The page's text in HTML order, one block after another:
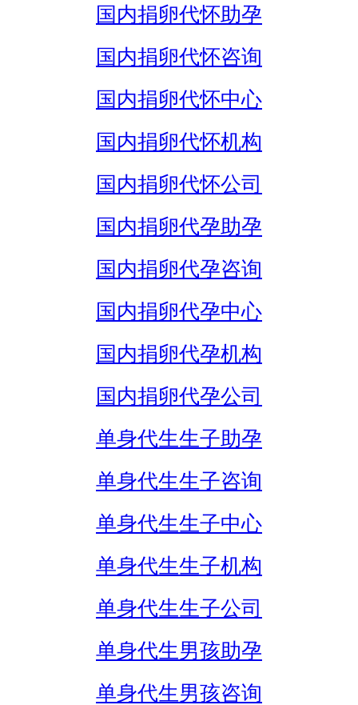
国内捐卵代怀助孕
国内捐卵代怀咨询
国内捐卵代怀中心
国内捐卵代怀机构
国内捐卵代怀公司
国内捐卵代孕助孕
国内捐卵代孕咨询
国内捐卵代孕中心
国内捐卵代孕机构
国内捐卵代孕公司
单身代生生子助孕
单身代生生子咨询
单身代生生子中心
单身代生生子机构
单身代生生子公司
单身代生男孩助孕
单身代生男孩咨询